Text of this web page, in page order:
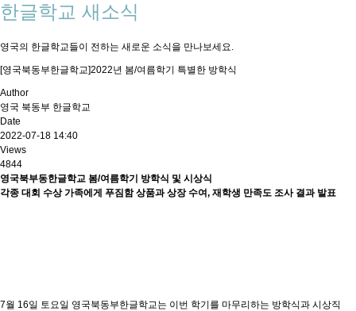
한글학교 새소식
영국의 한글학교들이 전하는 새로운 소식을 만나보세요.
[영국북동부한글학교]2022년 봄/여름학기 특별한 방학식
Author
영국 북동부 한글학교
Date
2022-07-18 14:40
Views
4844
영국북부동한글학교 봄/여름학기 방학식 및 시상식
각종 대회 수상 가족에게 푸짐함 상품과 상장 수여, 재학생 만족도 조사 결과 발표
7월 16일 토요일 영국북동부한글학교는 이번 학기를 마무리하는 방학식과 시상직